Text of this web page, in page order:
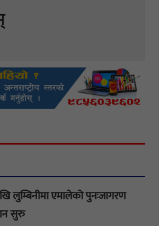
लुम्बिनीमा एमालेको पुनःजागरण
सुरु